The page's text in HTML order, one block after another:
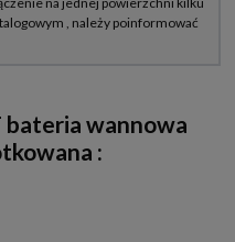
wannowa
: